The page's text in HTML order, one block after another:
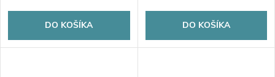
DO KOŠÍKA DO KOŠÍKA